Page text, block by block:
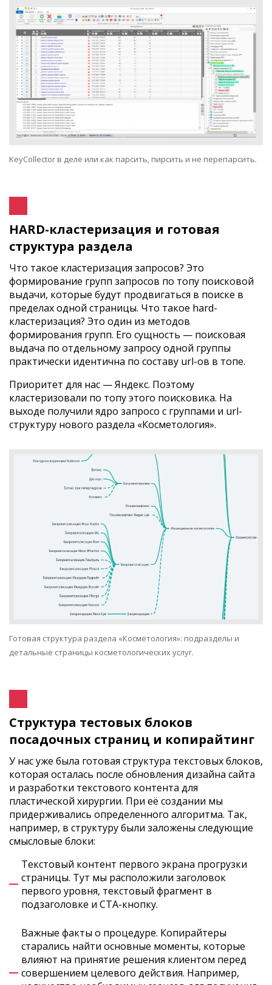
KeyCollector в деле или как парсить, пирсить и не перепарсить.
HARD-кластеризация и готовая
структура раздела
Что такое кластеризация запросов? Это
формирование групп запросов по топу поисковой
выдачи, которые будут продвигаться в поиске в
пределах одной страницы. Что такое hard-
кластеризация? Это один из методов
формирования групп. Его сущность — поисковая
выдача по отдельному запросу одной группы
практически идентична по составу url-ов в топе.
Приоритет для нас — Яндекс. Поэтому
кластеризовали по топу этого поисковика. На
выходе получили ядро запросо с группами и url-
структуру нового раздела «Косметология».
Готовая структура раздела «Косметология»: подразделы и
детальные страницы косметологических услуг.
Структура тестовых блоков
посадочных страниц и копирайтинг
У нас уже была готовая структура текстовых блоков,
которая осталась после обновления дизайна сайта
и разработки текстового контента для
пластической хирургии. При её создании мы
придерживались определенного алгоритма. Так,
например, в структуру были заложены следующие
смысловые блоки:
Текстовый контент первого экрана прогрузки
страницы. Тут мы расположили заголовок
первого уровня, текстовый фрагмент в
подзаголовке и CTA-кнопку.
Важные факты о процедуре. Копирайтеры
старались найти основные моменты, которые
влияют на принятие решения клиентом перед
совершением целевого действия. Например,